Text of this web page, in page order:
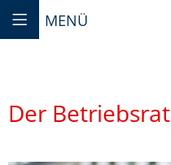
MENÜ
Der Betriebsrat